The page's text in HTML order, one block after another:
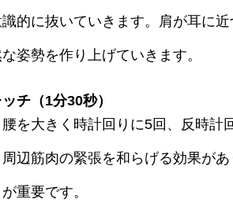
的に抜いていきます。肩が耳に
姿勢を作り上げていきます。
チ（1分30秒）
を大きく時計回りに5回、反時計
辺筋肉の緊張を和らげる効果が
重要です。